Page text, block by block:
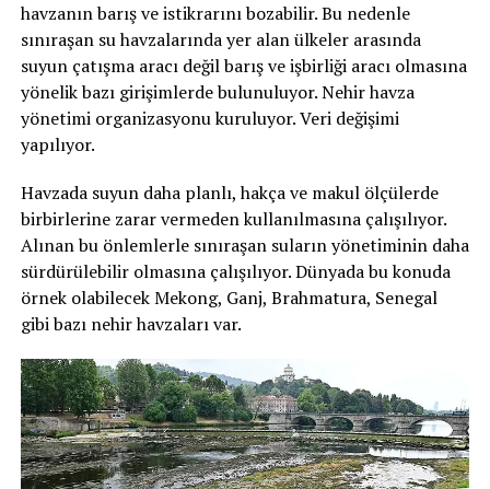
havzanın barış ve istikrarını bozabilir. Bu nedenle
sınıraşan su havzalarında yer alan ülkeler arasında
suyun çatışma aracı değil barış ve işbirliği aracı olmasına
yönelik bazı girişimlerde bulunuluyor. Nehir havza
yönetimi organizasyonu kuruluyor. Veri değişimi
yapılıyor.
Havzada suyun daha planlı, hakça ve makul ölçülerde
birbirlerine zarar vermeden kullanılmasına çalışılıyor.
Alınan bu önlemlerle sınıraşan suların yönetiminin daha
sürdürülebilir olmasına çalışılıyor. Dünyada bu konuda
örnek olabilecek Mekong, Ganj, Brahmatura, Senegal
gibi bazı nehir havzaları var.